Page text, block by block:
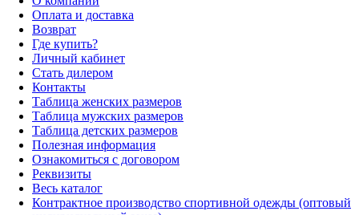
Оплата и доставка
Возврат
Где купить?
Личный кабинет
Стать дилером
Контакты
Таблица женских размеров
Таблица мужских размеров
Таблица детских размеров
Полезная информация
Ознакомиться с договором
Реквизиты
Весь каталог
Контрактное производство спортивной одежды (оптовый